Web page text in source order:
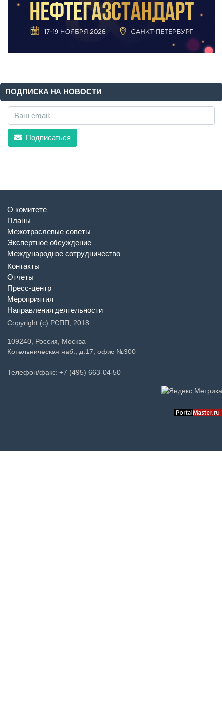
ПОДПИСКА НА НОВОСТИ
Подписаться
О комитете
Планы
Межотраслевые советы
Экспертное обсуждение
Международное сотрудничество
Контакты
Отчеты
Пресс-центр
Мероприятия
Направления деятельности
Copyright (c) РСПП, 2018
109240, Россия, Москва
Котельническая наб., д.17, офис №300
Телефон/факс: +7 (495) 663-04-50